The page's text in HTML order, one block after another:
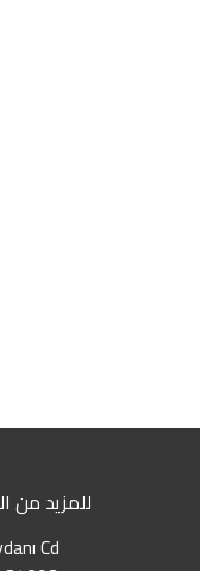
للمزيد من
Cd.